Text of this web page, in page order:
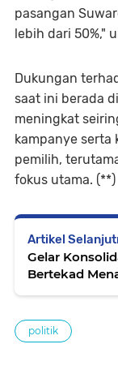
pasangan
lebih dari 50%,"
Dukungan
saat ini berada
meningkat
kampanye serta
pemilih,
fokus utama. (**)
Artikel
Gelar
Bertekad
politik